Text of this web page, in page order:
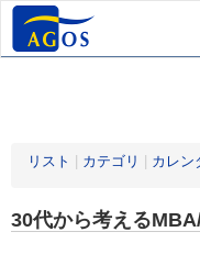
リスト カテゴリ カレン
30代から考える